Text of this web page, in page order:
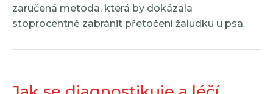
zaručená metoda, která by dokázala
stoprocentně zabránit přetočení žaludku u psa.